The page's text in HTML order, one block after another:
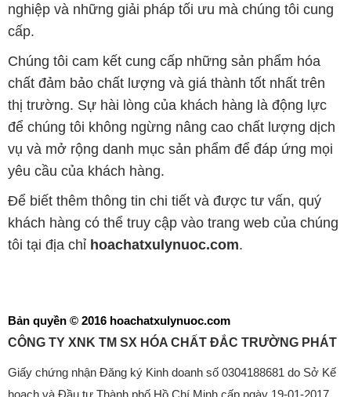
nghiệp và những giải pháp tối ưu mà chúng tôi cung
cấp.
Chúng tôi cam kết cung cấp những sản phẩm hóa
chất đảm bảo chất lượng và giá thành tốt nhất trên
thị trường. Sự hài lòng của khách hàng là động lực
để chúng tôi không ngừng nâng cao chất lượng dịch
vụ và mở rộng danh mục sản phẩm để đáp ứng mọi
yêu cầu của khách hàng.
Để biết thêm thông tin chi tiết và được tư vấn, quý
khách hàng có thể truy cập vào trang web của chúng
tôi tại địa chỉ hoachatxulynuoc.com.
Bản quyền © 2016 hoachatxulynuoc.com
CÔNG TY XNK TM SX HÓA CHẤT ĐẮC TRƯỜNG PHÁT
Giấy chứng nhận Đăng ký Kinh doanh số 0304188681 do Sở Kế
hoạch và Đầu tư Thành phố Hồ Chí Minh cấp ngày 19-01-2017